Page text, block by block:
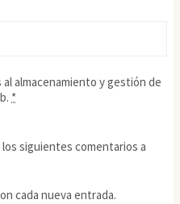
almacenamiento y gestión de
*
siguientes comentarios a
cada nueva entrada.